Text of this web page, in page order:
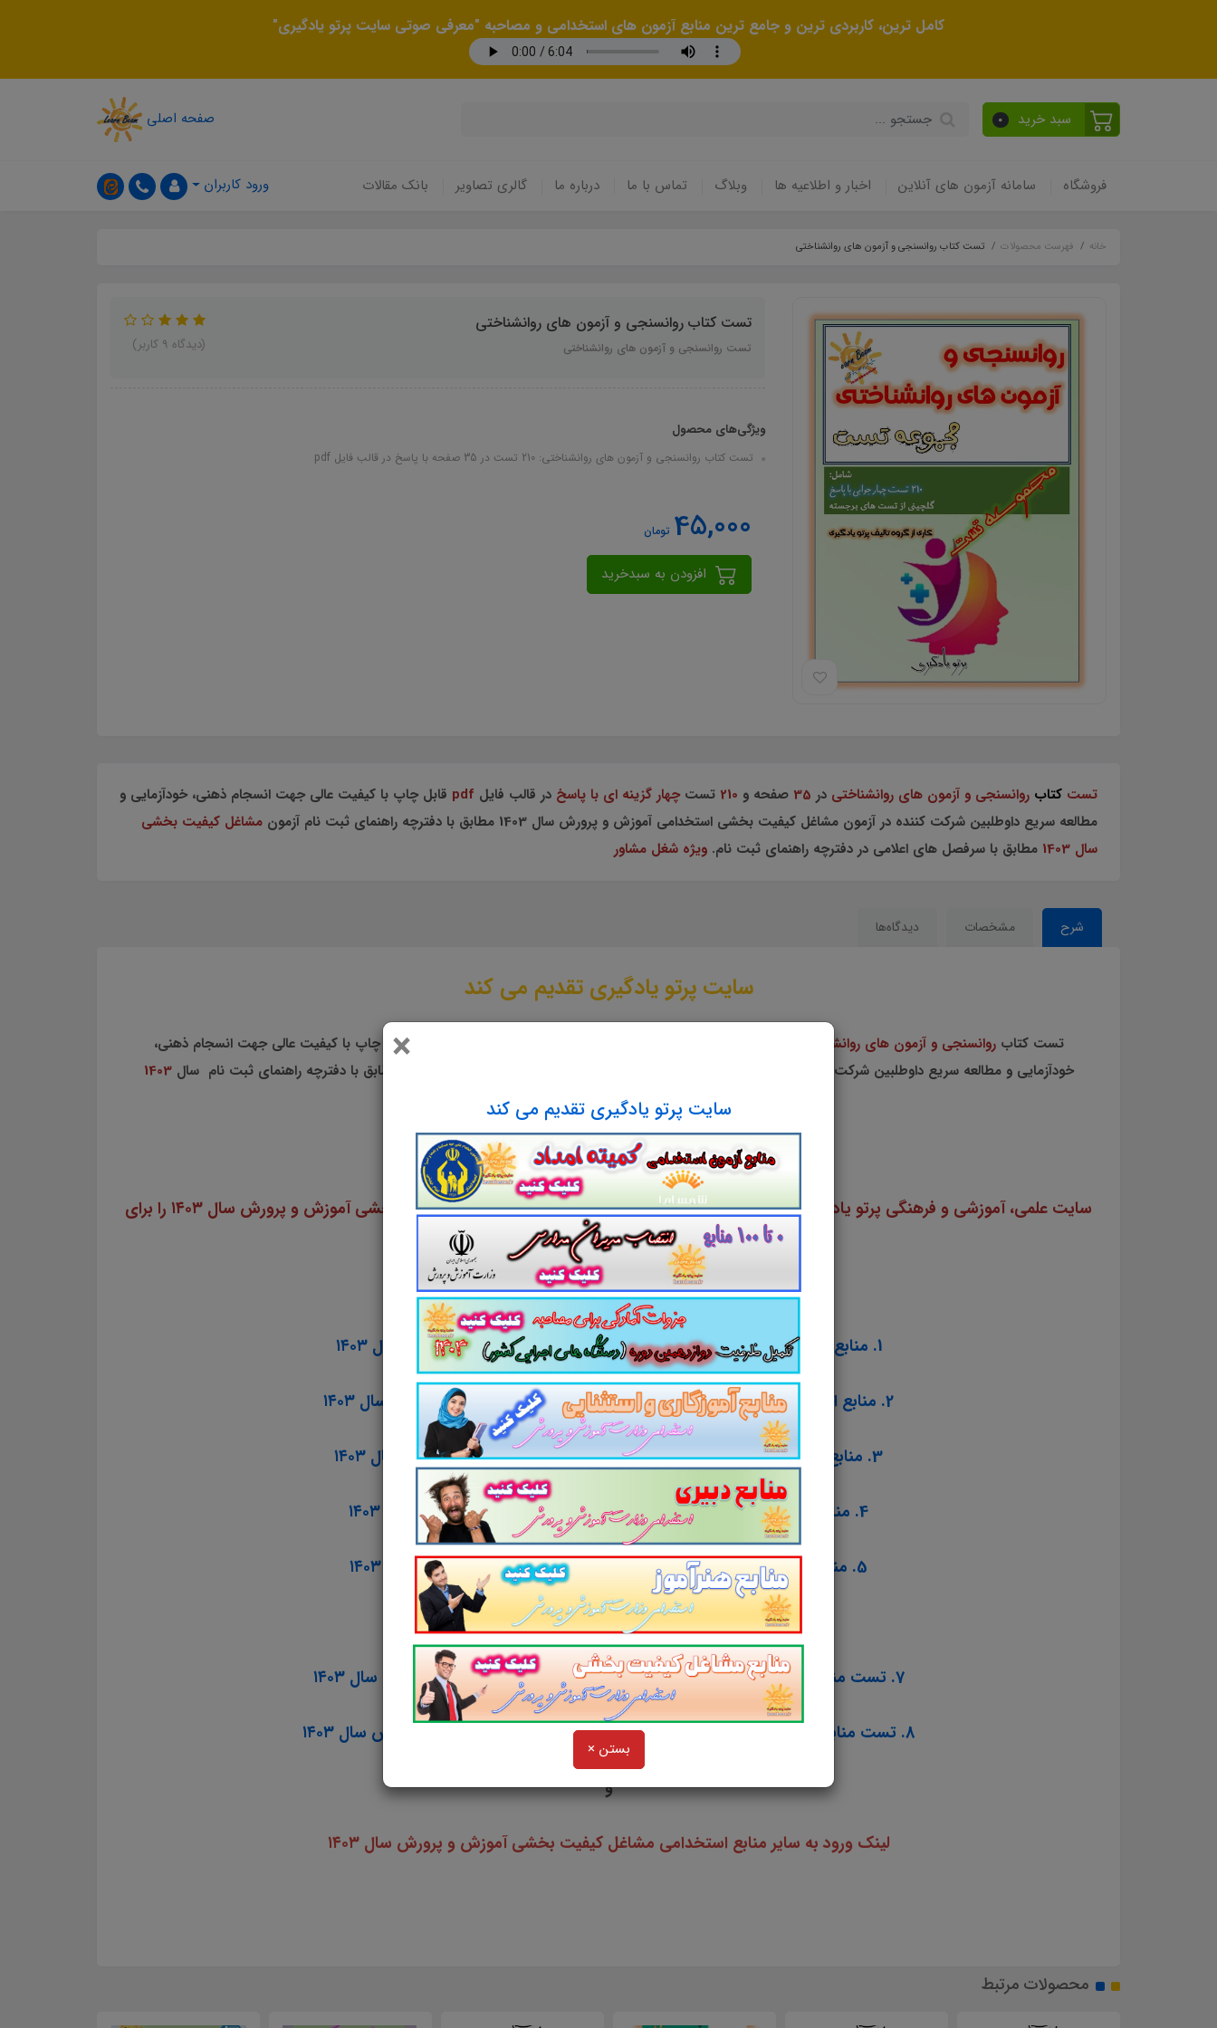
کامل ترین، کاربردی ترین و جامع ترین منابع آزمون های استخدامی و مصاحبه "معرفی صوتی سایت پرتو یادگیری"
سبد خرید 0 صفحه اصلی
فروشگاه سامانه آزمون های آنلاین اخبار و اطلاعیه ها وبلاگ تماس با ما درباره ما گالری تصاویر بانک مقالات ورود کاربران
×
سایت پرتو یادگیری تقدیم می کند
بستن ×
خانه فهرست محصولات تست کتاب روانسنجی و آزمون های روانشناختی
تست کتاب روانسنجی و آزمون های روانشناختی
تست روانسنجی و آزمون های روانشناختی (دیدگاه 9 کاربر)
ویژگی‌های محصول
تست کتاب روانسنجی و آزمون های روانشناختی: 210 تست در 35 صفحه با پاسخ در قالب فایل pdf
45,000 تومان
تست کتاب روانسنجی و آزمون های روانشناختی در 35 صفحه و 210 تست چهار گزینه ای با پاسخ در قالب فایل pdf قابل چاپ با کیفیت عالی جهت انسجام ذهنی، خودآزمایی و
مطالعه سریع داوطلبین شرکت کننده در آزمون مشاغل کیفیت بخشی استخدامی آموزش و پرورش سال 1403 مطابق با دفترچه راهنمای ثبت نام آزمون
مشاغل کیفیت بخشی
سال 1403
مطابق با سرفصل های اعلامی در دفترچه راهنمای ثبت نام. ویژه شغل مشاور
شرح مشخصات دیدگاه‌ها
سایت پرتو یادگیری تقدیم می کند
تست کتابروانسنجی و آزمون های روانشناختی
قابل چاپ با کیفیت عالی جهت انسجام ذهنی،
خودآزمایی و مطالعه سریع داوطلبین شرکت کننده در
مطابق با دفترچه راهنمای ثبت نام سال1403
مطابق با سرفصل های اعلام شده در دفترچه راهنمای ثبت نام.
ویژه شغل مشاور
سایت علمی، آموزشی و فرهنگی پرتو یادگیری مجموعه منابع آمادگی برای آزمون استخدامی مشاغل کیفیت بخشی آموزش و پرورش سال ۱۴۰۳ را برای
داوطلبین این آزمون به شرح ذیل اعلام می دارد.
لینک ورود برای خرید
1. منابع عمومی آزمون استخدامی مشاغل کیفیت بخشی آموزش و پرورش سال ۱۴۰۳
2. منابع اختصاصی آزمون استخدامی مشاغل کیفیت بخشی آموزش و پرورش سال ۱۴۰۳
3. منابع تخصصی شغل مربی امور تربیتی و سبک زندگی آموزش و پرورش سال ۱۴۰۳
4. منابع تخصصی شغل مربی تربیت بدنی و سلامت آموزش و پرورش سال ۱۴۰۳
5. منابع تخصصی شغل مربی امور تربیتی و مشاوره آموزش و پرورش سال ۱۴۰۳
6. منابع تخصصی شغل مشاور آموزش و پرورش سال ۱۴۰۳
7. تست منابع عمومی آزمون استخدامی مشاغل کیفیت بخشی آموزش و پرورش سال ۱۴۰۳
8. تست منابع اختصاصی آزمون استخدامی مشاغل کیفیت بخشی آموزش و پرورش سال ۱۴۰۳
و
لینک ورود به سایر منابع استخدامی مشاغل کیفیت بخشی آموزش و پرورش سال ۱۴۰۳
محصولات مرتبط